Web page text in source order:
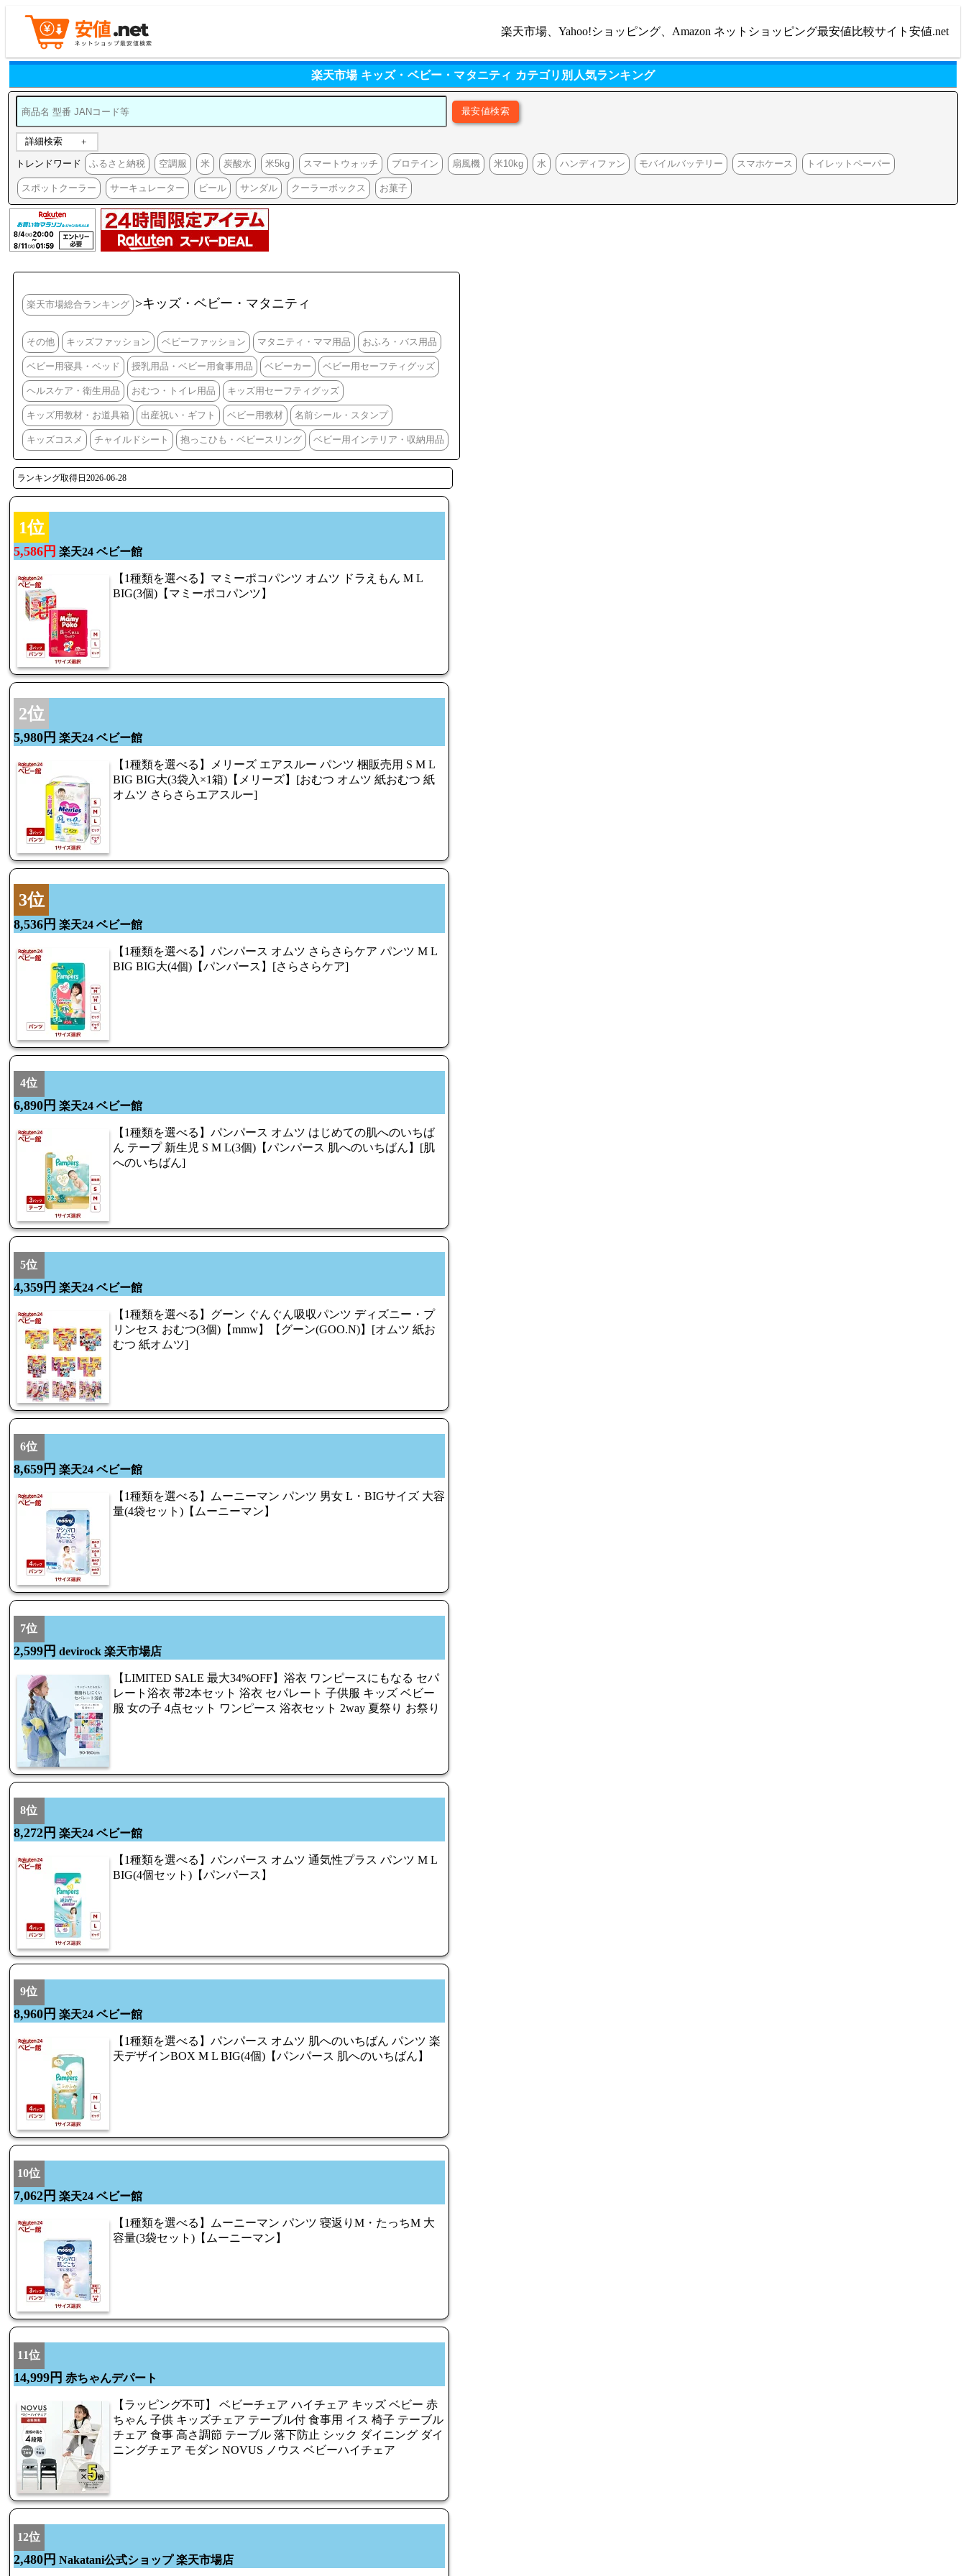
楽天市場、Yahoo!ショッピング、Amazon ネットショッピング最安値比較サイト安値.net
楽天市場 キッズ・ベビー・マタニティ カテゴリ別人気ランキング
詳細検索
トレンドワード ふるさと納税 空調服 米 炭酸水 米5kg スマートウォッチ プロテイン 扇風機 米10kg 水 ハンディファン モバイルバッテリー スマホケース トイレットペーパー
スポットクーラー サーキュレーター ビール サンダル クーラーボックス お菓子
楽天市場総合ランキング >キッズ・ベビー・マタニティ
その他 キッズファッション ベビーファッション マタニティ・ママ用品 おふろ・バス用品
ベビー用寝具・ベッド 授乳用品・ベビー用食事用品 ベビーカー ベビー用セーフティグッズ
ヘルスケア・衛生用品 おむつ・トイレ用品 キッズ用セーフティグッズ
キッズ用教材・お道具箱 出産祝い・ギフト ベビー用教材 名前シール・スタンプ
キッズコスメ チャイルドシート 抱っこひも・ベビースリング ベビー用インテリア・収納用品
ランキング取得日2026-06-28
1位
5,586円 楽天24 ベビー館
【1種類を選べる】マミーポコパンツ オムツ ドラえもん M L
BIG(3個)【マミーポコパンツ】
2位
5,980円 楽天24 ベビー館
【1種類を選べる】メリーズ エアスルー パンツ 梱販売用 S M L
BIG BIG大(3袋入×1箱)【メリーズ】[おむつ オムツ 紙おむつ 紙
オムツ さらさらエアスルー]
3位
8,536円 楽天24 ベビー館
【1種類を選べる】パンパース オムツ さらさらケア パンツ M L
BIG BIG大(4個)【パンパース】[さらさらケア]
4位
6,890円 楽天24 ベビー館
【1種類を選べる】パンパース オムツ はじめての肌へのいちば
ん テープ 新生児 S M L(3個)【パンパース 肌へのいちばん】[肌
へのいちばん]
5位
4,359円 楽天24 ベビー館
【1種類を選べる】グーン ぐんぐん吸収パンツ ディズニー・プ
リンセス おむつ(3個)【mmw】【グーン(GOO.N)】[オムツ 紙お
むつ 紙オムツ]
6位
8,659円 楽天24 ベビー館
【1種類を選べる】ムーニーマン パンツ 男女 L・BIGサイズ 大容
量(4袋セット)【ムーニーマン】
7位
2,599円 devirock 楽天市場店
【LIMITED SALE 最大34%OFF】浴衣 ワンピースにもなる セパ
レート浴衣 帯2本セット 浴衣 セパレート 子供服 キッズ ベビー
服 女の子 4点セット ワンピース 浴衣セット 2way 夏祭り お祭り
8位
8,272円 楽天24 ベビー館
【1種類を選べる】パンパース オムツ 通気性プラス パンツ M L
BIG(4個セット)【パンパース】
9位
8,960円 楽天24 ベビー館
【1種類を選べる】パンパース オムツ 肌へのいちばん パンツ 楽
天デザインBOX M L BIG(4個)【パンパース 肌へのいちばん】
10位
7,062円 楽天24 ベビー館
【1種類を選べる】ムーニーマン パンツ 寝返りM・たっちM 大
容量(3袋セット)【ムーニーマン】
11位
14,999円 赤ちゃんデパート
【ラッピング不可】 ベビーチェア ハイチェア キッズ ベビー 赤
ちゃん 子供 キッズチェア テーブル付 食事用 イス 椅子 テーブル
チェア 食事 高さ調節 テーブル 落下防止 シック ダイニング ダイ
ニングチェア モダン NOVUS ノウス ベビーハイチェア
12位
2,480円 Nakatani公式ショップ 楽天市場店